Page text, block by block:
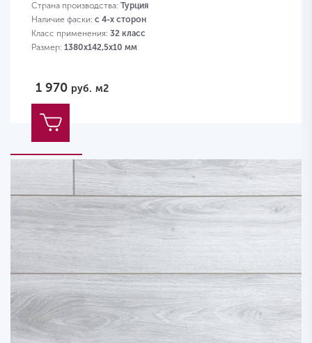
Страна производства: Турция
Наличие фаски: с 4-х сторон
Класс применения: 32 класс
Размер: 1380х142,5х10 мм
1 970 руб. м2